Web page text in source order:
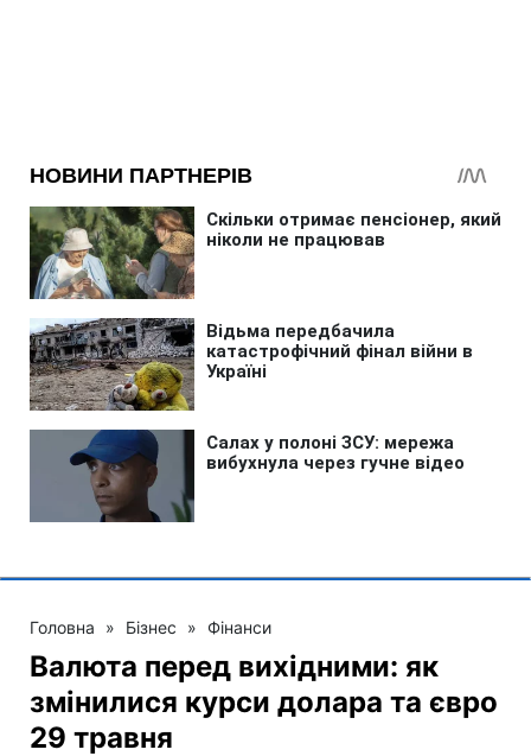
Головна » Бізнес » Фінанси
Валюта перед вихідними: як
змінилися курси долара та євро
29 травня